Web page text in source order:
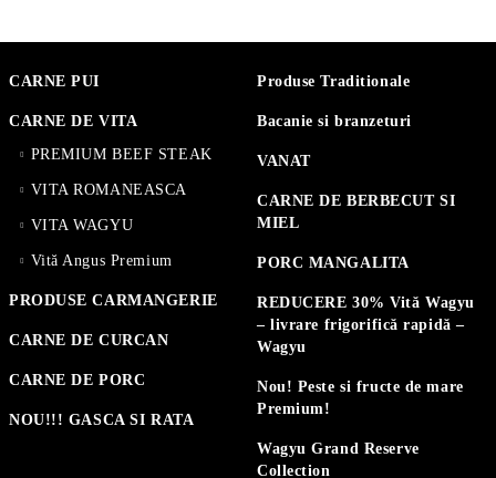
CARNE PUI
CARNE DE VITA
PREMIUM BEEF STEAK
VITA ROMANEASCA
VITA WAGYU
Vită Angus Premium
PRODUSE CARMANGERIE
CARNE DE CURCAN
CARNE DE PORC
NOU!!! GASCA SI RATA
Produse Traditionale
Bacanie si branzeturi
VANAT
CARNE DE BERBECUT SI
MIEL
PORC MANGALITA
REDUCERE 30% Vită Wagyu
– livrare frigorifică rapidă –
Wagyu
Nou! Peste si fructe de mare
Premium!
Wagyu Grand Reserve
Collection